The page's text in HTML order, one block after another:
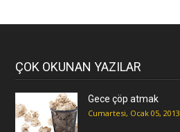
ÇOK OKUNAN YAZILAR
Gece çöp atmak
Cumartesi, Ocak 05, 2013